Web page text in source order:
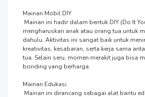
Mainan Mobil DIY
mengharuskan anak atau orang tua untuk
dahulu. Aktivitas ini sangat baik untuk
kreativitas, kesabaran, serta kerja sama
tua. Selain seru, momen merakit juga bisa
bonding yang berharga.
Mainan Edukasi